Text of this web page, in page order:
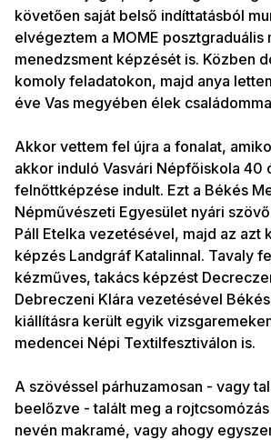
követően saját belső indíttatásból
elvégeztem a MOME posztgraduális
menedzsment képzését is. Közben
komoly feladatokon, majd anya
éve Vas megyében élek
Akkor vettem fel újra a fonalat,
akkor induló Vasvári Népfőiskola 40
felnőttképzése indult. Ezt a Békés
Népművészeti Egyesület nyári
Páll Etelka vezetésével, majd az azt
képzés Landgráf Katalinnal. Tavaly
kézműves, takács képzést
Debreczeni Klára vezetésével
kiállításra került egyik
medencei Népi Textilfesztiválon is.
A szövéssel párhuzamosan - vagy
beelőzve - talált meg a
nevén makramé, vagy ahogy